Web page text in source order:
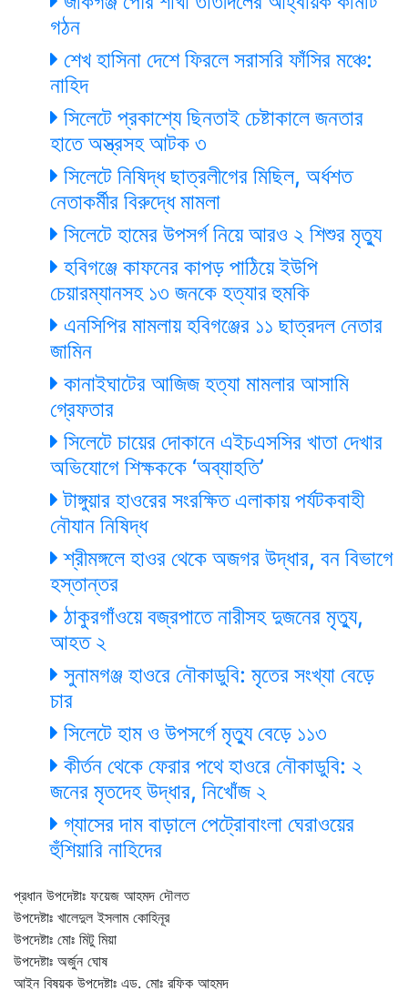
গঠন
শেখ হাসিনা দেশে ফিরলে সরাসরি ফাঁসির মঞ্চে:
নাহিদ
সিলেটে প্রকাশ্যে ছিনতাই চেষ্টাকালে জনতার
হাতে অস্ত্রসহ আটক ৩
সিলেটে নিষিদ্ধ ছাত্রলীগের মিছিল, অর্ধশত
নেতাকর্মীর বিরুদ্ধে মামলা
সিলেটে হামের উপসর্গ নিয়ে আরও ২ শিশুর মৃত্যু
হবিগঞ্জে কাফনের কাপড় পাঠিয়ে ইউপি
চেয়ারম্যানসহ ১৩ জনকে হত্যার হুমকি
এনসিপির মামলায় হবিগঞ্জের ১১ ছাত্রদল নেতার
জামিন
কানাইঘাটের আজিজ হত্যা মামলার আসামি
গ্রেফতার
সিলেটে চায়ের দোকানে এইচএসসির খাতা দেখার
অভিযোগে শিক্ষককে ‘অব্যাহতি’
টাঙ্গুয়ার হাওরের সংরক্ষিত এলাকায় পর্যটকবাহী
নৌযান নিষিদ্ধ
শ্রীমঙ্গলে হাওর থেকে অজগর উদ্ধার, বন বিভাগে
হস্তান্তর
ঠাকুরগাঁওয়ে বজ্রপাতে নারীসহ দুজনের মৃত্যু,
আহত ২
সুনামগঞ্জ হাওরে নৌকাডুবি: মৃতের সংখ্যা বেড়ে
চার
সিলেটে হাম ও উপসর্গে মৃত্যু বেড়ে ১১৩
কীর্তন থেকে ফেরার পথে হাওরে নৌকাডুবি: ২
জনের মৃতদেহ উদ্ধার, নিখোঁজ ২
গ্যাসের দাম বাড়ালে পেট্রোবাংলা ঘেরাওয়ের
হুঁশিয়ারি নাহিদের
প্রধান উপদেষ্টাঃ ফয়েজ আহমদ দৌলত
উপদেষ্টাঃ খালেদুল ইসলাম কোহিনূর
উপদেষ্টাঃ মোঃ মিটু মিয়া
উপদেষ্টাঃ অর্জুন ঘোষ
আইন বিষয়ক উপদেষ্টাঃ এড. মোঃ রফিক আহমদ